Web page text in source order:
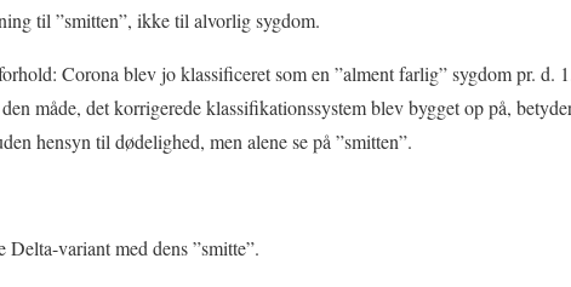
til ”smitten”, ikke til alvorlig sygdom.
Corona blev jo klassificeret som en ”alment farlig” sygdom pr. d.
måde, det korrigerede klassifikationssystem blev bygget op på,
hensyn til dødelighed, men alene se på ”smitten”.
variant med dens ”smitte”.